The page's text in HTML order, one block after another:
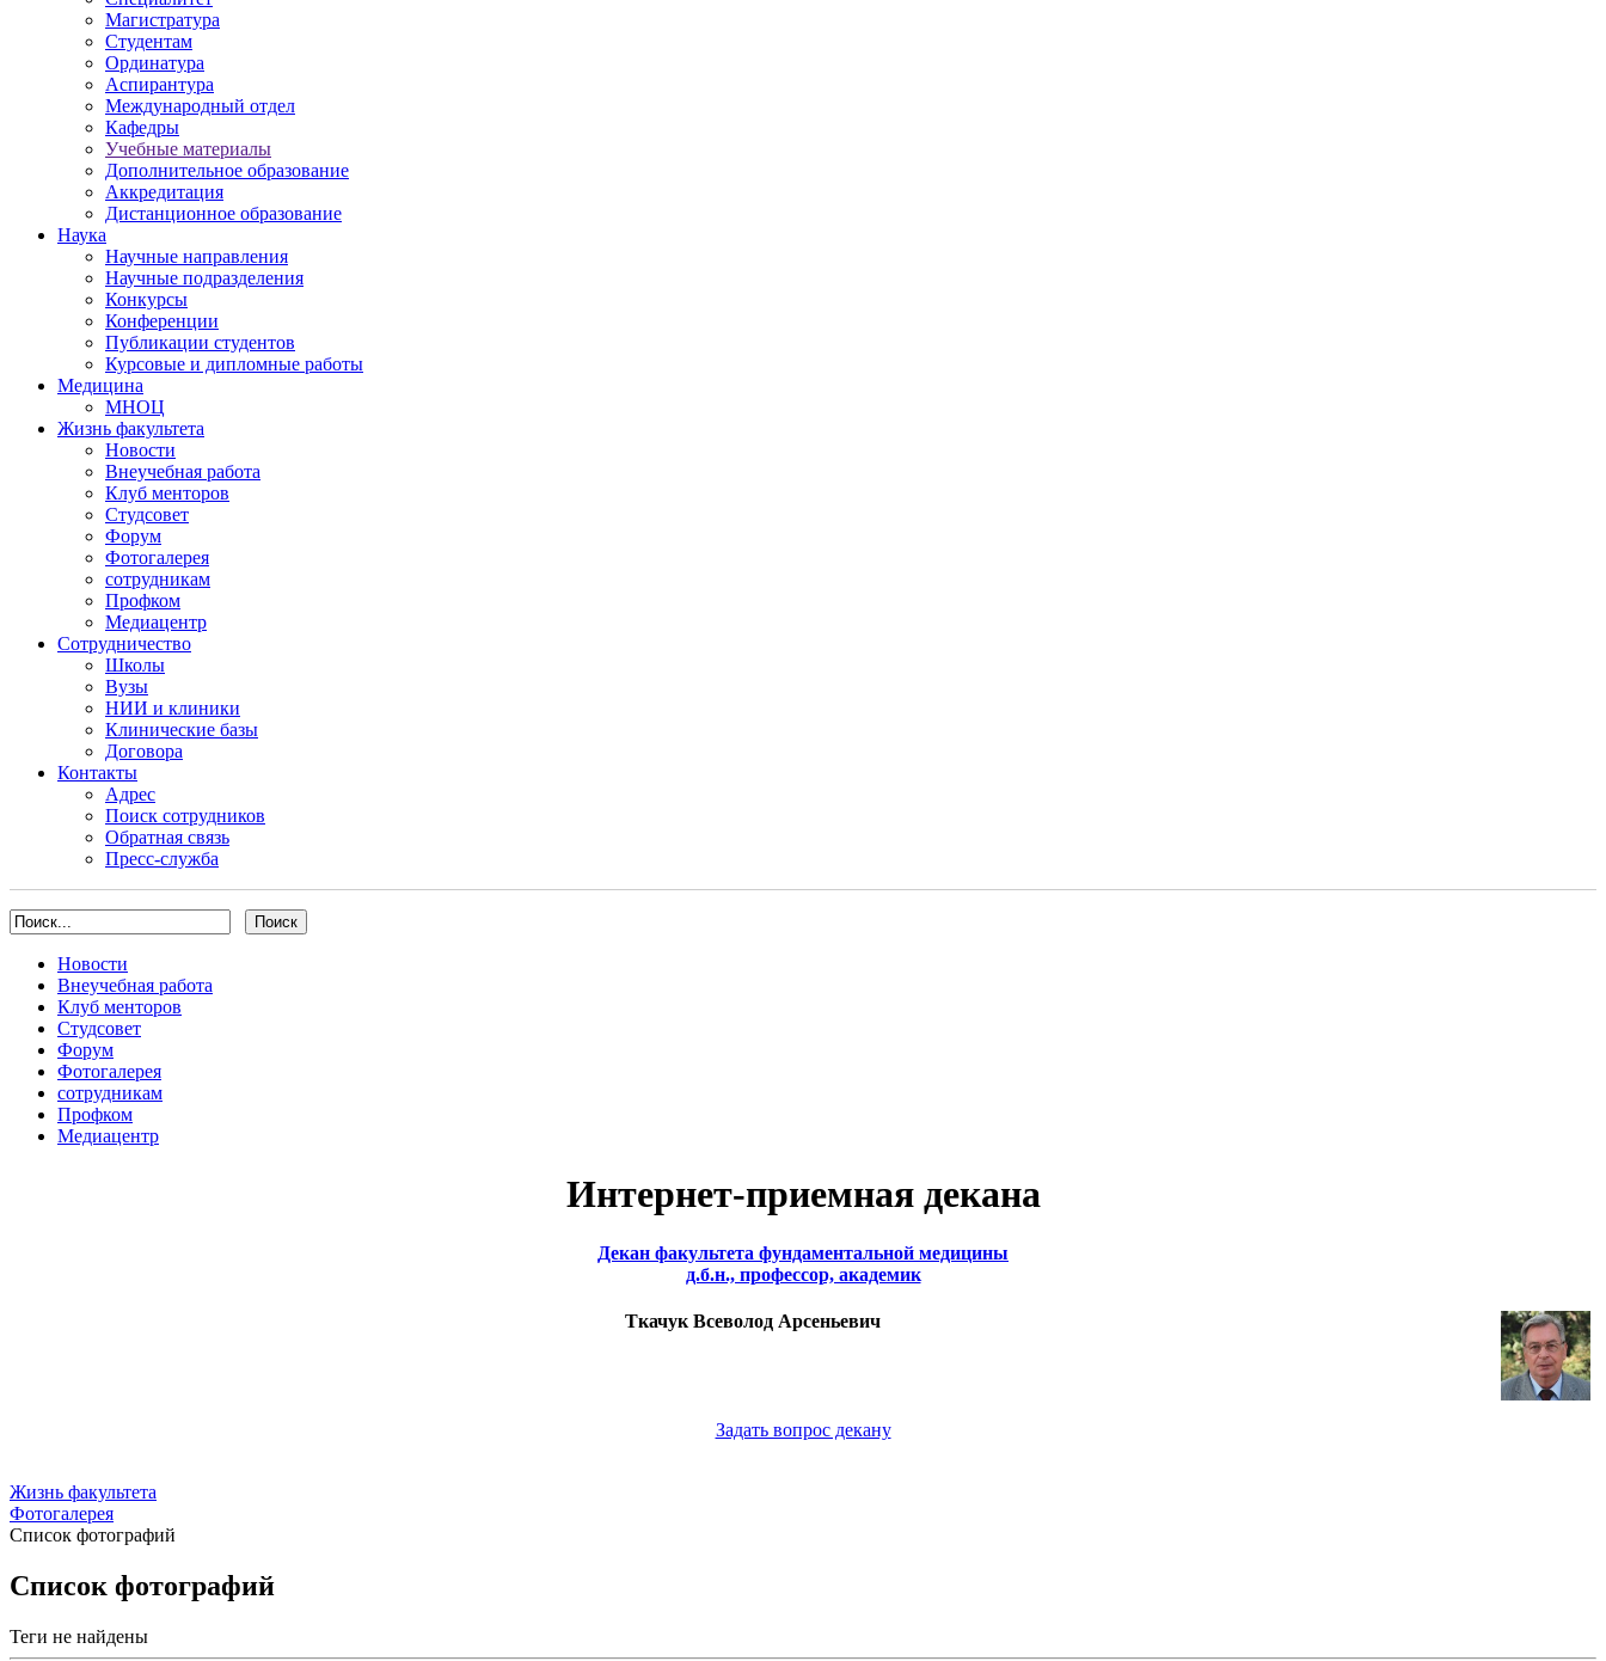
Магистратура
Студентам
Ординатура
Аспирантура
Международный отдел
Кафедры
Учебные материалы
Дополнительное образование
Аккредитация
Дистанционное образование
Наука
Научные направления
Научные подразделения
Конкурсы
Конференции
Публикации студентов
Курсовые и дипломные работы
Медицина
МНОЦ
Жизнь факультета
Новости
Внеучебная работа
Клуб менторов
Студсовет
Форум
Фотогалерея
сотрудникам
Профком
Медиацентр
Сотрудничество
Школы
Вузы
НИИ и клиники
Клинические базы
Договора
Контакты
Адрес
Поиск сотрудников
Обратная связь
Пресс-служба
Новости
Внеучебная работа
Клуб менторов
Студсовет
Форум
Фотогалерея
сотрудникам
Профком
Медиацентр
Интернет-приемная декана
Декан факультета фундаментальной медицины
д.б.н., профессор, академик
Ткачук Всеволод Арсеньевич
Задать вопрос декану
Жизнь факультета
Фотогалерея
Список фотографий
Список фотографий
Теги не найдены